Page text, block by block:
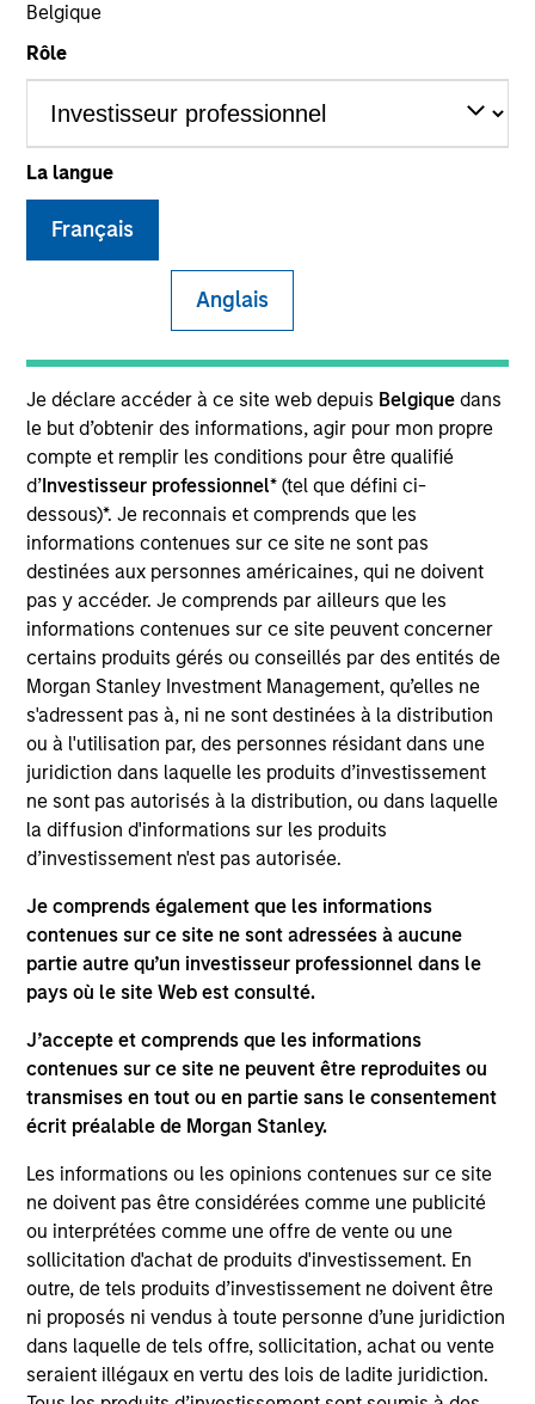
Belgique
Rôle
La langue
Français
Anglais
Je déclare accéder à ce site web depuis Belgique dans
le but d’obtenir des informations, agir pour mon propre
compte et remplir les conditions pour être qualifié
d’Investisseur professionnel* (tel que défini ci-
dessous)*. Je reconnais et comprends que les
informations contenues sur ce site ne sont pas
destinées aux personnes américaines, qui ne doivent
pas y accéder. Je comprends par ailleurs que les
informations contenues sur ce site peuvent concerner
certains produits gérés ou conseillés par des entités de
Morgan Stanley Investment Management, qu’elles ne
s'adressent pas à, ni ne sont destinées à la distribution
ou à l'utilisation par, des personnes résidant dans une
juridiction dans laquelle les produits d’investissement
ne sont pas autorisés à la distribution, ou dans laquelle
la diffusion d'informations sur les produits
d’investissement n'est pas autorisée.
Je comprends également que les informations
contenues sur ce site ne sont adressées à aucune
partie autre qu’un investisseur professionnel dans le
pays où le site Web est consulté.
J’accepte et comprends que les informations
contenues sur ce site ne peuvent être reproduites ou
transmises en tout ou en partie sans le consentement
écrit préalable de Morgan Stanley.
Les informations ou les opinions contenues sur ce site
ne doivent pas être considérées comme une publicité
ou interprétées comme une offre de vente ou une
sollicitation d'achat de produits d'investissement. En
outre, de tels produits d’investissement ne doivent être
ni proposés ni vendus à toute personne d’une juridiction
dans laquelle de tels offre, sollicitation, achat ou vente
seraient illégaux en vertu des lois de ladite juridiction.
COUNTRY
United States
Invested on
Jan 1992
Realization Date
Mountain Gas was a processing business that owned two
facilities in the United States: the Red Desert, a cryogenic
plant, and Granger, a refrigeration unit and a cryogenic unit.
Investment Team
Morgan Stanley Energy Partners
As of July 25, 2025. The above is provided for informational
and educational purposes only. There is no guarantee that
the investment mentioned resulted in positive performance
(for realized holdings), or will perform well in the future (for
current holdings). The trademarks and service marks above
are the property of their respective owners. The information
on this website has not been authorized, sponsored, or
otherwise approved by such owners. By clicking on any
links shown here, you agree that you are navigating to a
third party site. We are providing these hyperlinks to you
only as a convenience and the inclusion of any hyperlink is
not and does not imply any endorsement, approval,
information contained in any hyperlinked site. In no event
shall we be responsible for the information contained on
the site or your use of such site.
Morgan Stanley
Morgan Stanley Careers